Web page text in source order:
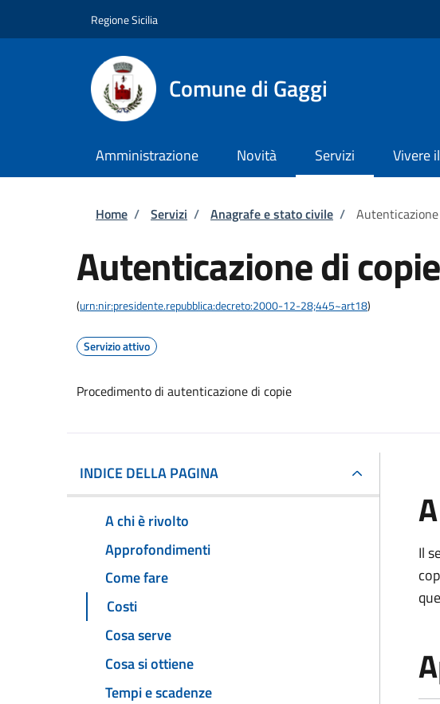
Regione Sicilia
Comune di Gaggi
Amministrazione Novità Servizi Vivere
Briciole di pane
Home / Servizi / Anagrafe e stato civile /
Autenticazione di copie
(urn:nir:presidente.repubblica:decreto:2000-12-28;445~art18)
Servizio attivo
Procedimento di autenticazione di copie
INDICE DELLA PAGINA
A chi è rivolto
Approfondimenti
Come fare
Costi
Cosa serve
Cosa si ottiene
Tempi e scadenze
Il